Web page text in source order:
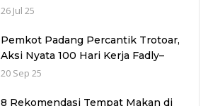
Penyegaran Birokrasi dan
26 Jul 25
Pemkot Padang Percantik Trotoar,
Aksi Nyata 100 Hari Kerja Fadly–
Maigus Dan Sisakan Jalan 1000
20 Sep 25
8 Rekomendasi Tempat Makan di